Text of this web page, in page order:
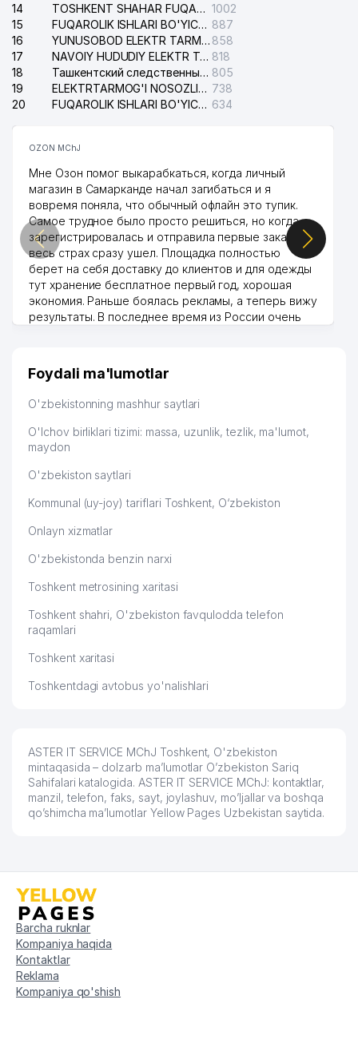
ANIS GROUP MChJ
ODIL SUDLOV-PRAVOSUDIYE UK
GOODZONE TRADING MChJ
45
KORXONASI
273 м
46 AVAN SELLING GROUP MChJ 274 м
47 GEOINFORMKADASTR DUK 284 м
48
O'ZBEKISTON RESPUBLIKASI OLIY
SUD KENGASHI HUZURIDAGI
SUDYALAR OLIY MAKTABI DK
289 м
50
AGENTLIGI
51
TOSHKENT SHAHAR IQTISODIY
SARVAR-BEK MED-TEX SERVIS
MChJ
53
CHILONZOR TUMANI SOLIQ
55 BERKUT PLYUS MChJ
KORXONASI
57 PR-VOSTOK PROJEKT MChJ
59 HUBOS MChJ 371 м
60 FIRST MODELS MChJ 373 м
CHILANZAR TUMANI STATISTIKA
BOSHQARMASI
63 CHILONZOR TUMANI HOKIMIYATI
64
MAHALLA FONDI CHILONZOR
14
TOSHKENT SHAHAR FUQAROLIK ISHLARI BO'YICHA SUDI 1002
15
FUQAROLIK ISHLARI BO'YICHA YAKKASAROY TUMANLARARO SUDI 887
16
YUNUSOBOD ELEKTR TARMOG'I NOSOZLIKLARI XIZMATI 858
17
NAVOIY HUDUDIY ELEKTR TARMOQLARI KORXONASI AJ 818
18
Ташкентский следственный изолятор 805
19
ELEKTRTARMOG'I NOSOZLIKLARINI TO'ZATISH SERGELI XIZMATI 738
20
FUQAROLIK ISHLARI BO'YICHA UCH-TEPA TUMANI SUDI 634
OZON MChJ
Мне Озон помог выкарабкаться, когда личный
магазин в Самарканде начал загибаться и я
вовремя поняла, что обычный офлайн это тупик.
Самое трудное было просто решиться, но когда
зарегистрировалась и отправила первые заказы,
весь страх сразу ушел. Площадка полностью
берет на себя доставку до клиентов и для одежды
тут хранение бесплатное первый год, хорошая
экономия. Раньше боялась рекламы, а теперь вижу
результаты. В последнее время из России очень
дальше развиваюсь потихоньку😊
Hamida 03.08.2026 12:45:39
Foydali ma'lumotlar
O'zbekistonning mashhur saytlari
O'lchov birliklari tizimi: massa, uzunlik, tezlik, ma'lumot,
maydon
O'zbekiston saytlari
Kommunal (uy-joy) tariflari Toshkent, O‘zbekiston
Onlayn xizmatlar
O'zbekistonda benzin narxi
Toshkent metrosining xaritasi
Toshkent shahri, O'zbekiston favqulodda telefon
raqamlari
Toshkent xaritasi
Toshkentdagi avtobus yo'nalishlari
ASTER IT SERVICE MChJ Toshkent, O'zbekiston
mintaqasida – dolzarb ma’lumotlar O’zbekiston Sariq
Sahifalari katalogida. ASTER IT SERVICE MChJ: kontaktlar,
manzil, telefon, faks, sayt, joylashuv, mo’ljallar va boshqa
qo’shimcha ma’lumotlar Yellow Pages Uzbekistan saytida.
Barcha ruknlar
Kompaniya haqida
Kontaktlar
Reklama
Kompaniya qo'shish